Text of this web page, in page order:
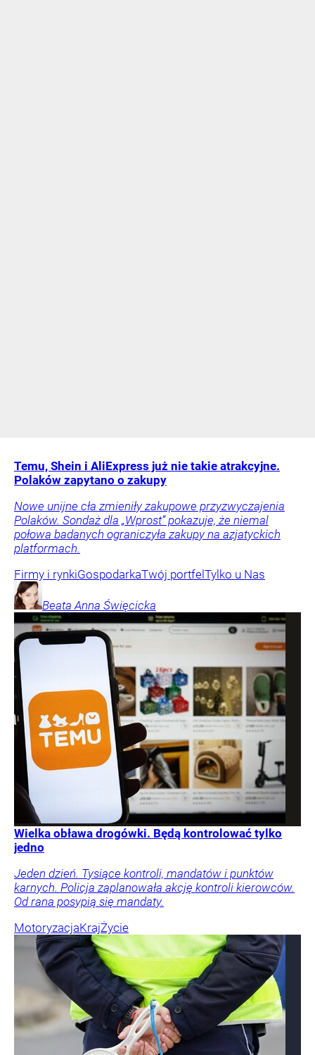
Temu, Shein i AliExpress już nie takie atrakcyjne.
Polaków zapytano o zakupy
Nowe unijne cła zmieniły zakupowe przyzwyczajenia
Polaków. Sondaż dla „Wprost” pokazuje, że niemal
połowa badanych ograniczyła zakupy na azjatyckich
platformach.
Firmy i rynkiGospodarkaTwój portfel Tylko u Nas
Beata Anna Święcicka
Wielka obława drogówki. Będą kontrolować tylko
jedno
Jeden dzień. Tysiące kontroli, mandatów i punktów
karnych. Policja zaplanowała akcję kontroli kierowców.
Od rana posypią się mandaty.
MotoryzacjaKrajŻycie